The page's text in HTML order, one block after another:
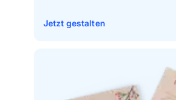
Jetzt gestalten